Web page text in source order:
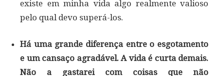
existe em minha vida algo realmente valioso
pelo qual devo superá-los.
Há uma grande diferença entre o esgotamento
e um cansaço agradável. A vida é curta demais.
Não a gastarei com coisas que não